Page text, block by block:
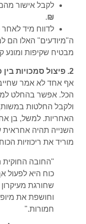
לקבל אישור
₪
.
לדווח מיד
ה"מיודעים" האלו הם
מבטיח שקיפות ומונע
2. פיצול סמכויות בין כמה מיופי כוח
אף אחד לא אמר
הכל. אפשר בהחלט
ולקבל החלטות
האחריות. למשל, בן
השנייה תהיה אחראית
מוריד את ריכוזיות
"החובה החוקית
כוח היא לפעול
שחורגת
וחושפת את
חמורות."